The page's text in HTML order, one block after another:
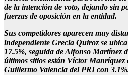
de la intención de voto, dejando sin
fuerzas de oposición en la entidad.
Sus competidores aparecen muy
independiente Grecia Quiroz se
17.5%, seguida de Alfonso Martínez
últimos sitios están Víctor Manríquez
Guillermo Valencia del PRI con